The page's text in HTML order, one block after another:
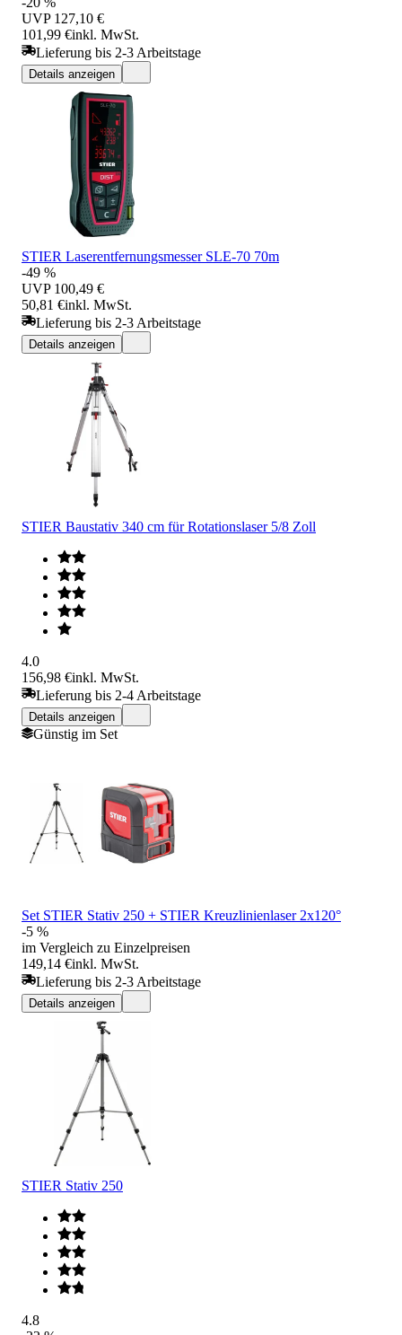
UVP 127,10 €
101,99 €inkl. MwSt.
Lieferung bis 2-3 Arbeitstage
Details anzeigen
STIER Laserentfernungsmesser SLE-70 70m
-49 %
UVP 100,49 €
50,81 €inkl. MwSt.
Lieferung bis 2-3 Arbeitstage
Details anzeigen
STIER Baustativ 340 cm für Rotationslaser 5/8 Zoll
4.0
156,98 €inkl. MwSt.
Lieferung bis 2-4 Arbeitstage
Details anzeigen
Günstig im Set
Set STIER Stativ 250 + STIER Kreuzlinienlaser 2x120°
-5 %
im Vergleich zu Einzelpreisen
149,14 €inkl. MwSt.
Lieferung bis 2-3 Arbeitstage
Details anzeigen
STIER Stativ 250
4.8